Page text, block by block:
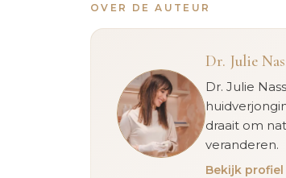
OVER DE AUTEUR
Dr. Julie
Dr. Julie
draait om
veranderen.
Bekijk